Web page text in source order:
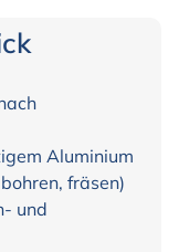
Aluminium
fräsen)
und